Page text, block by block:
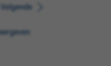
Volgende